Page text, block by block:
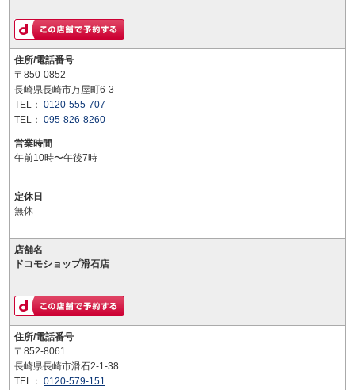
住所/電話番号
〒850-0852
長崎県長崎市万屋町6-3
TEL： 0120-555-707
TEL： 095-826-8260
営業時間
午前10時〜午後7時
定休日
無休
店舗名
ドコモショップ滑石店
住所/電話番号
〒852-8061
長崎県長崎市滑石2-1-38
TEL： 0120-579-151